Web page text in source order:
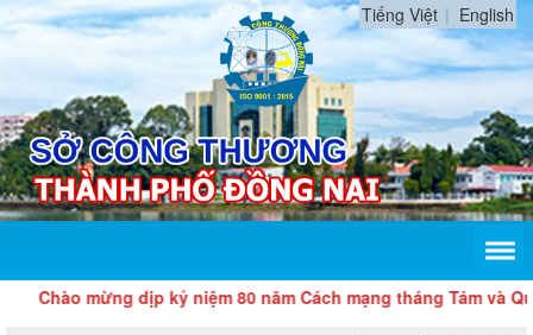
Tiếng Việt English
mừng dịp kỷ niệm 80 năm Cách mạng tháng Tám và Quốc